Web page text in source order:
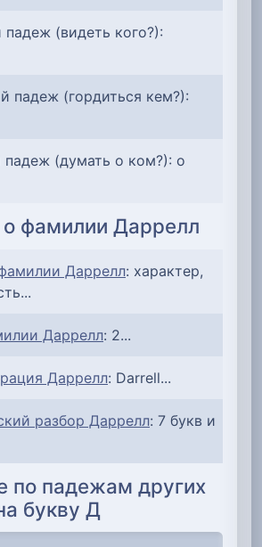
падеж (видеть кого?):
падеж (гордиться кем?):
(думать о ком?): о
фамилии Даррелл
Даррелл: характер,
Даррелл: 2...
Даррелл: Darrell...
разбор Даррелл: 7 букв и
по падежам других
букву Д